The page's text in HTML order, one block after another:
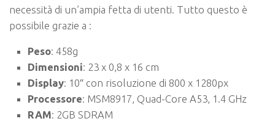
necessità di un’ampia fetta di utenti. Tutto questo è
possibile grazie a :
Peso: 458g
Dimensioni: 23 x 0,8 x 16 cm
Display: 10″ con risoluzione di 800 x 1280px
Processore: MSM8917, Quad-Core A53, 1.4 GHz
RAM: 2GB SDRAM